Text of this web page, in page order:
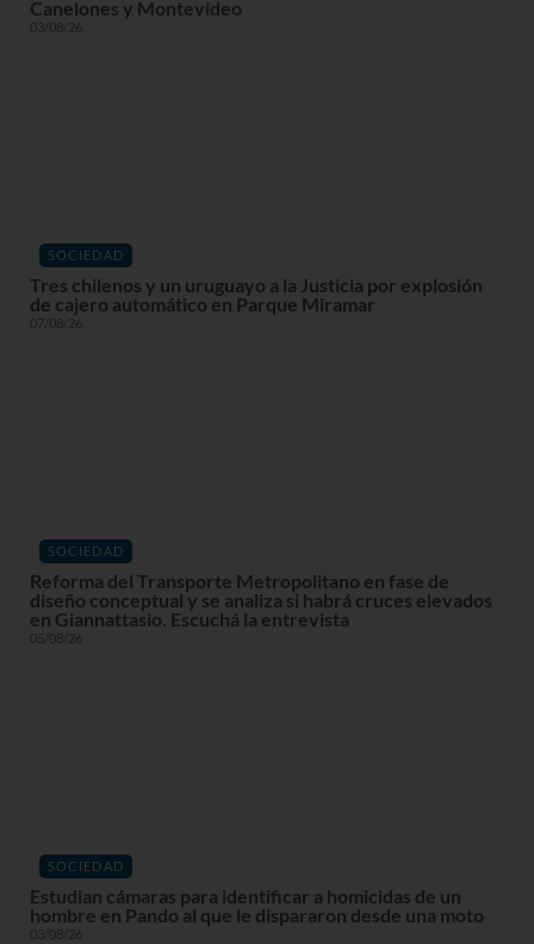
Canelones y Montevideo
03/08/26
SOCIEDAD
Tres chilenos y un uruguayo a la Justicia por explosión
de cajero automático en Parque Miramar
07/08/26
SOCIEDAD
Reforma del Transporte Metropolitano en fase de
diseño conceptual y se analiza si habrá cruces elevados
en Giannattasio. Escuchá la entrevista
05/08/26
SOCIEDAD
Estudian cámaras para identificar a homicidas de un
hombre en Pando al que le dispararon desde una moto
03/08/26